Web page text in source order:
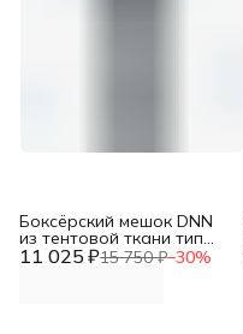
11 025 ₽15 750 ₽−30%
Боксёрский мешок DNN
из тентовой ткани тип
Силуэт трёхсекционный